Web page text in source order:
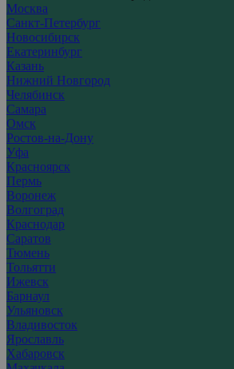
Москва
Санкт-Петербург
Новосибирск
Екатеринбург
Казань
Нижний Новгород
Челябинск
Самара
Омск
Ростов-на-Дону
Уфа
Красноярск
Пермь
Воронеж
Волгоград
Краснодар
Саратов
Тюмень
Тольятти
Ижевск
Барнаул
Ульяновск
Владивосток
Ярославль
Хабаровск